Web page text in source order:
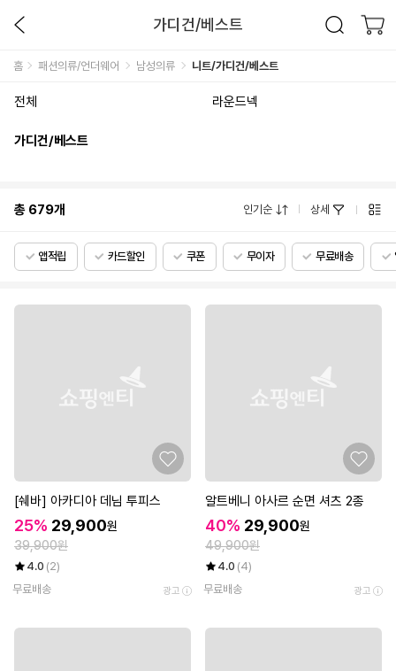
가디건/베스트
홈 패션의류/언더웨어 남성의류 니트/가디건/베스트
전체 라운드넥
가디건/베스트
총 679개 인기순 상세
앱적립 카드할인 쿠폰 무이자 무료배송
[쉐바] 아카디아 데님 투피스
25% 29,900원
39,900원
4.0 (2)
무료배송
광고
알트베니 아사르 순면 셔츠 2종
40% 29,900원
49,900원
4.0 (4)
무료배송
광고